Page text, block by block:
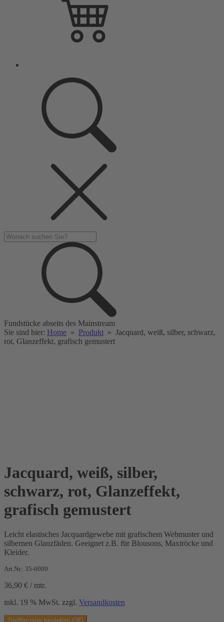
Fundstücke abseits des Mainstream
Sie sind hier: Home » Produkt » Jacquard, weiß, silber, schwarz,
rot, Glanzeffekt, grafisch gemustert
Jacquard, weiß, silber,
schwarz, rot, Glanzeffekt,
grafisch gemustert
Leicht elastisches Jacquardgewebe mit grafischem Webmuster und
silbernen Glanzfäden. Geeignet z.B. für Blousons, Maxiröcke und
Kleider.
Art.Nr.: 35-0009
36,90 € / mtr.
inkl. 19 % MwSt. zzgl. Versandkosten
Stoffmuster bestellen (2€)